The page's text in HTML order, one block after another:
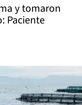
y tomaron
Paciente